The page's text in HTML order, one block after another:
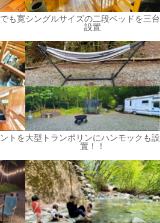
も寛シングルサイズの二段ベッドを三台
設置
トを大型トランポリンにハンモックも設
置！！